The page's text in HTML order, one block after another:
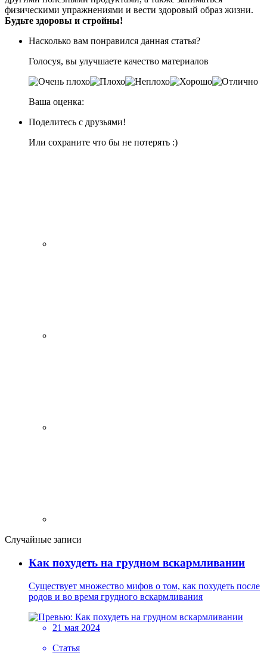
физическими упражнениями и вести здоровый образ жизни.
Будьте здоровы и стройны!
Насколько вам понравился данная статья?
Голосуя, вы улучшаете качество материалов
Ваша оценка:
Поделитесь с друзьями!
Или сохраните что бы не потерять :)
Случайные записи
Как похудеть на грудном вскармливании
Существует множество мифов о том, как похудеть после
родов и во время грудного вскармливания
21 мая 2024
Статья